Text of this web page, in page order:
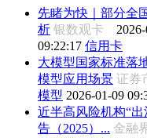
先睹为快｜部分全
析 银数观卡
09:22:17 信用卡
大模型国家标准落
模型应用场景 证券
模型 2026-01-09
近半高风险机构“
告（2025）... 金融